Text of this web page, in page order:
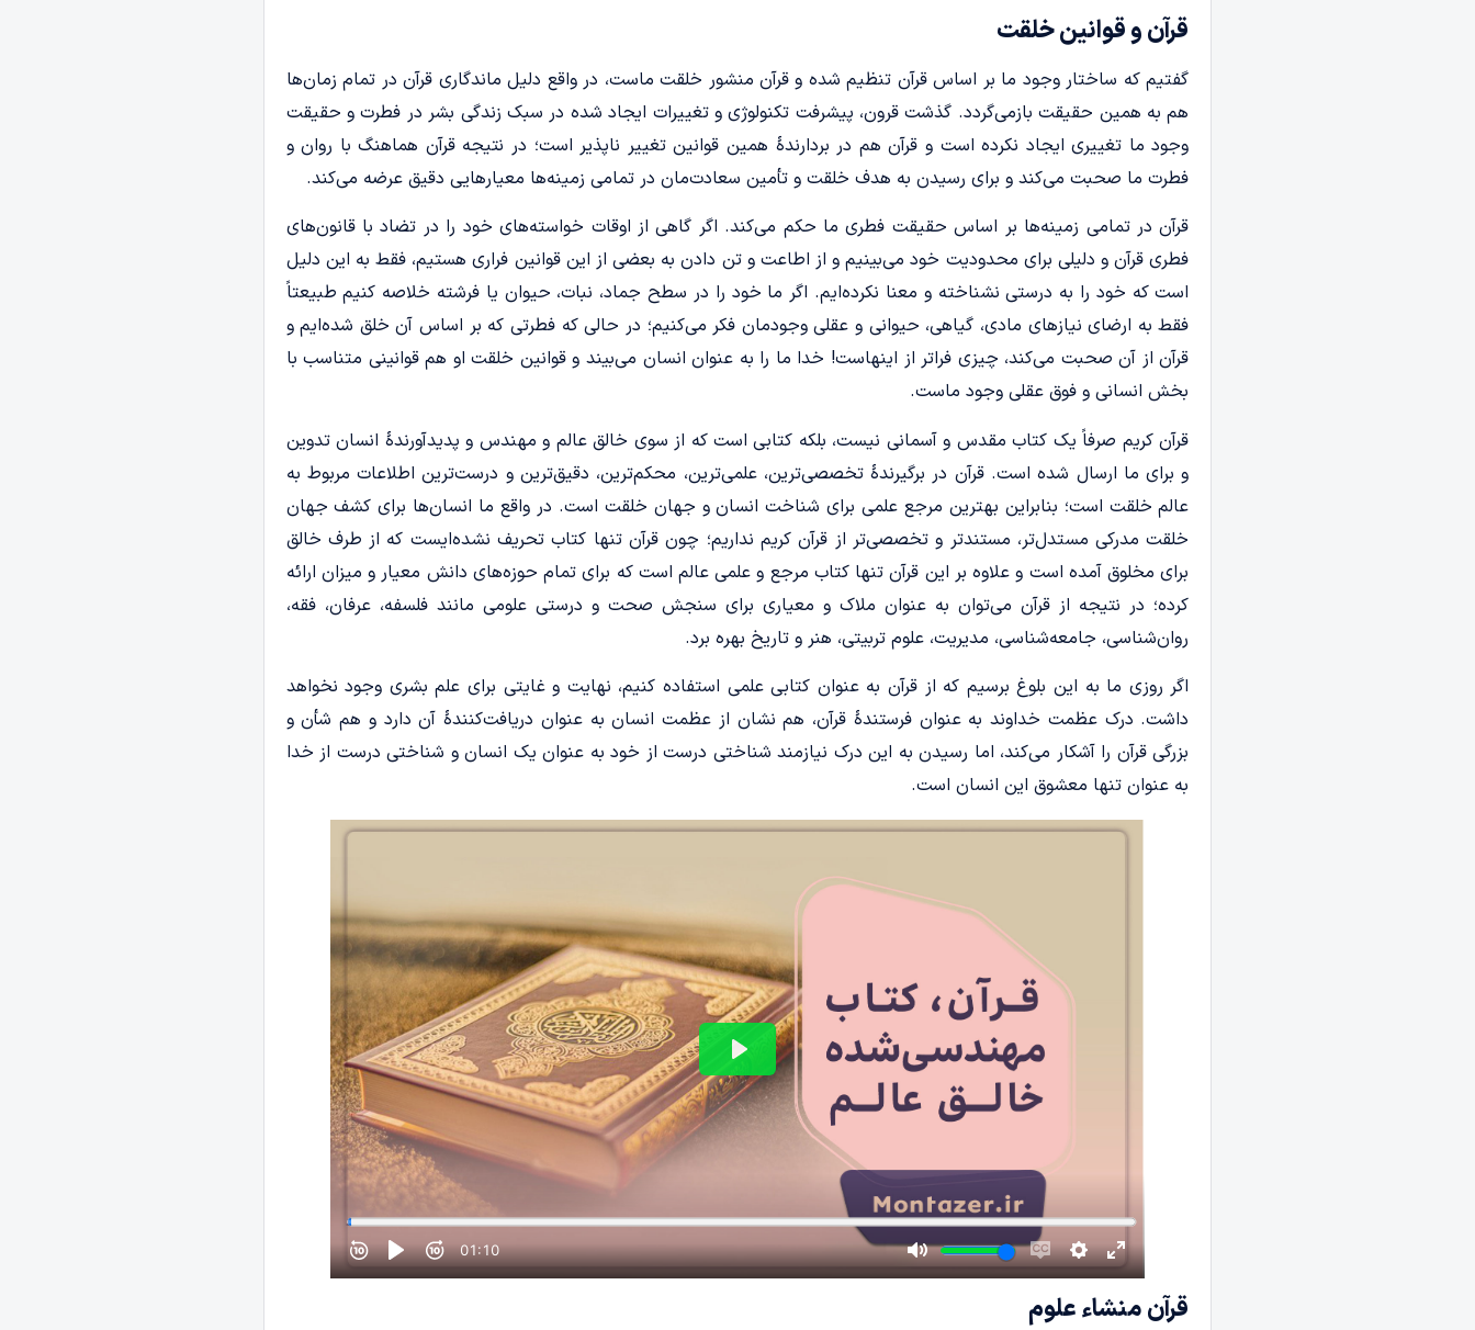
قرآن و قوانین خلقت
گفتیم که ساختار وجود ما بر اساس قرآن تنظیم شده و قرآن منشور خلقت ماست، در واقع دلیل ماندگاری قرآن در تمام زمان‌ها
هم به همین حقیقت بازمی‌گردد. گذشت قرون، پیشرفت تکنولوژی و تغییرات ایجاد شده در سبک زندگی بشر در فطرت و حقیقت
وجود ما تغییری ایجاد نکرده است و قرآن هم در بردارندۀ همین قوانین تغییر ناپذیر است؛ در نتیجه قرآن هماهنگ با روان و
فطرت ما صحبت می‌کند و برای رسیدن به هدف خلقت و تأمین سعادت‌مان در تمامی زمینه‌ها معیارهایی دقیق عرضه می‌کند.
قرآن در تمامی زمینه‌ها بر اساس حقیقت فطری ما حکم می‌کند. اگر گاهی از اوقات خواسته‌های‌ خود را در تضاد با قانون‌های
فطری قرآن و دلیلی برای محدودیت خود می‌بینیم و از اطاعت و تن دادن به بعضی از این قوانین فراری هستیم، فقط به این دلیل
است که خود را به درستی نشناخته و معنا نکرده‌ایم. اگر ما خود را در سطح جماد، نبات، حیوان یا فرشته‌ خلاصه کنیم طبیعتاً
فقط به ارضای نیازهای مادی، گیاهی، حیوانی و عقلی وجودمان فکر می‌کنیم؛ در حالی که فطرتی که بر اساس آن خلق شده‌ایم و
قرآن از آن صحبت می‌کند، چیزی فراتر از اینهاست! خدا ما را به عنوان انسان می‌بیند و قوانین خلقت او هم قوانینی متناسب با
بخش انسانی و فوق عقلی وجود ماست.
قرآن کریم صرفاً یک کتاب مقدس و آسمانی نیست، بلکه کتابی است که از سوی خالق عالم و مهندس و پدیدآورندۀ انسان تدوین
و برای ما ارسال شده است. قرآن در برگیرندۀ تخصصی‌ترین، علمی‌ترین، محکم‌ترین، دقیق‌ترین و درست‌ترین اطلاعات مربوط به
عالم خلقت است؛ بنابراین بهترین مرجع علمی برای شناخت انسان و جهان خلقت است. در واقع ما انسان‌ها برای کشف جهان
خلقت مدرکی مستدل‌تر، مستند‌تر و تخصصی‌تر از قرآن کریم نداریم؛ چون قرآن تنها کتاب تحریف نشده‌ایست که از طرف خالق
برای مخلوق آمده است و علاوه بر این قرآن تنها کتاب مرجع و علمی عالم است که برای تمام حوزه‌های دانش معیار و میزان ارائه
کرده؛ در نتیجه از قرآن می‌توان به عنوان ملاک و معیاری برای سنجش صحت و درستی علومی مانند فلسفه، عرفان، فقه،
روان‌شناسی، جامعه‌شناسی، مدیریت، علوم تربیتی، هنر و تاریخ بهره برد.
اگر روزی ما به این بلوغ برسیم که از قرآن به عنوان کتابی علمی استفاده کنیم، نهایت و غایتی برای علم بشری وجود نخواهد
داشت. درک عظمت خداوند به عنوان فرستندۀ قرآن، هم نشان از عظمت انسان به عنوان دریافت‌کنندۀ آن دارد و هم شأن و
بزرگی قرآن را آشکار می‌کند، اما رسیدن به این درک نیازمند شناختی درست از خود به عنوان یک انسان و شناختی درست از خدا
به عنوان تنها معشوق این انسان است.
قرآن منشاء علوم